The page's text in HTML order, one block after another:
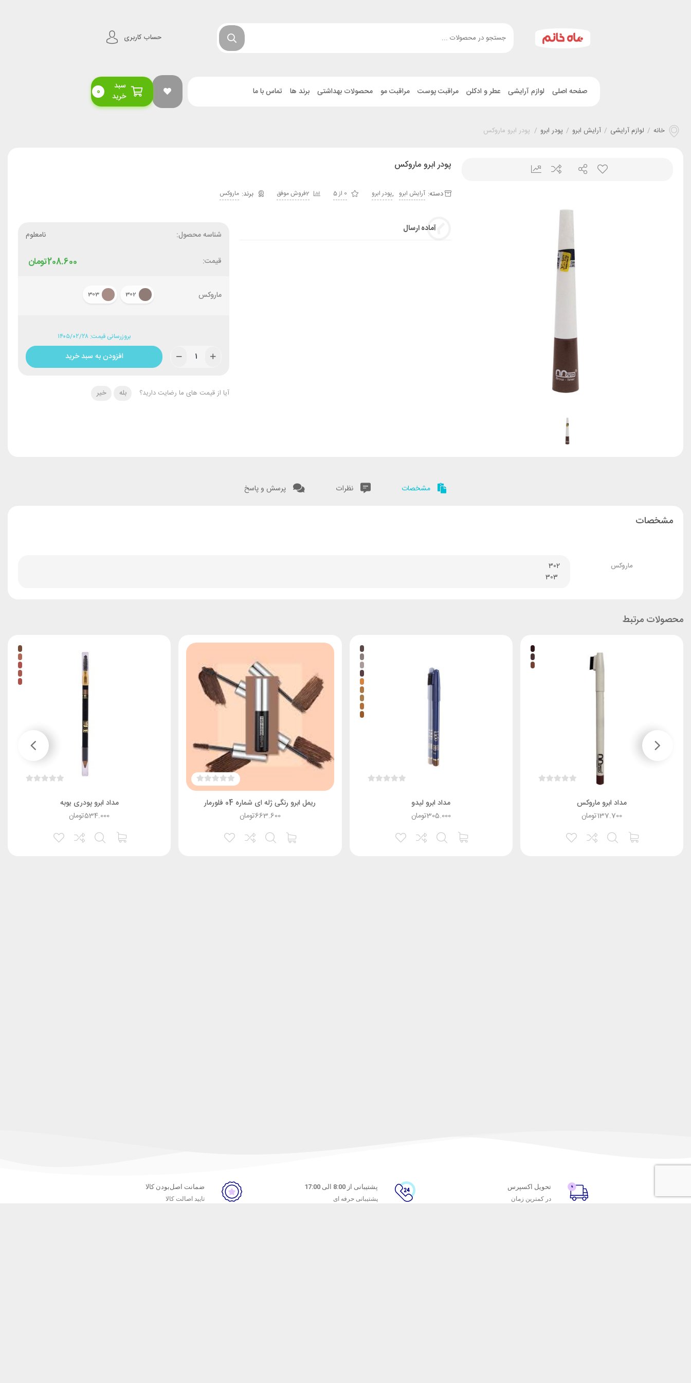
حساب کاربری
صفحه اصلی لوازم آرایشی عطر و ادکلن مراقبت پوست مراقبت مو محصولات بهداشتی برند ها تماس با ما
سبد
خرید
0
خانه / لوازم آرایشی / آرایش ابرو / پودر ابرو / پودر ابرو ماروکس
پودر ابرو ماروکس
دسته: آرایش ابرو ,پودر ابرو 0 از 5 2فروش موفق ماروکس
آماده ارسال
شناسه محصول: نامعلوم
قیمت: تومان208.600
ماروکس 302
303
بروزرسانی قیمت: ۱۴۰۵/۰۲/۲۸
افزودن به سبد خرید
آیا از قیمت های ما رضایت دارید؟ بله خیر
مشخصات نظرات پرسش و پاسخ
مشخصات
ماروکس
302
محصولات مرتبط
مداد ابرو ماروکس
تومان137.700
مداد ابرو لیدو
تومان305.000
ریمل ابرو رنگی ژله ای شماره 04 فلورمار
تومان663.600
مداد ابرو پودری یوبه
تومان534.000
تحویل اکسپرس
در کمترین زمان
پشتیبانی از 8:00 الی 17:00
پشتیبانی حرفه ای
ضمانت اصل‌بودن کالا
تایید اصالت کالا